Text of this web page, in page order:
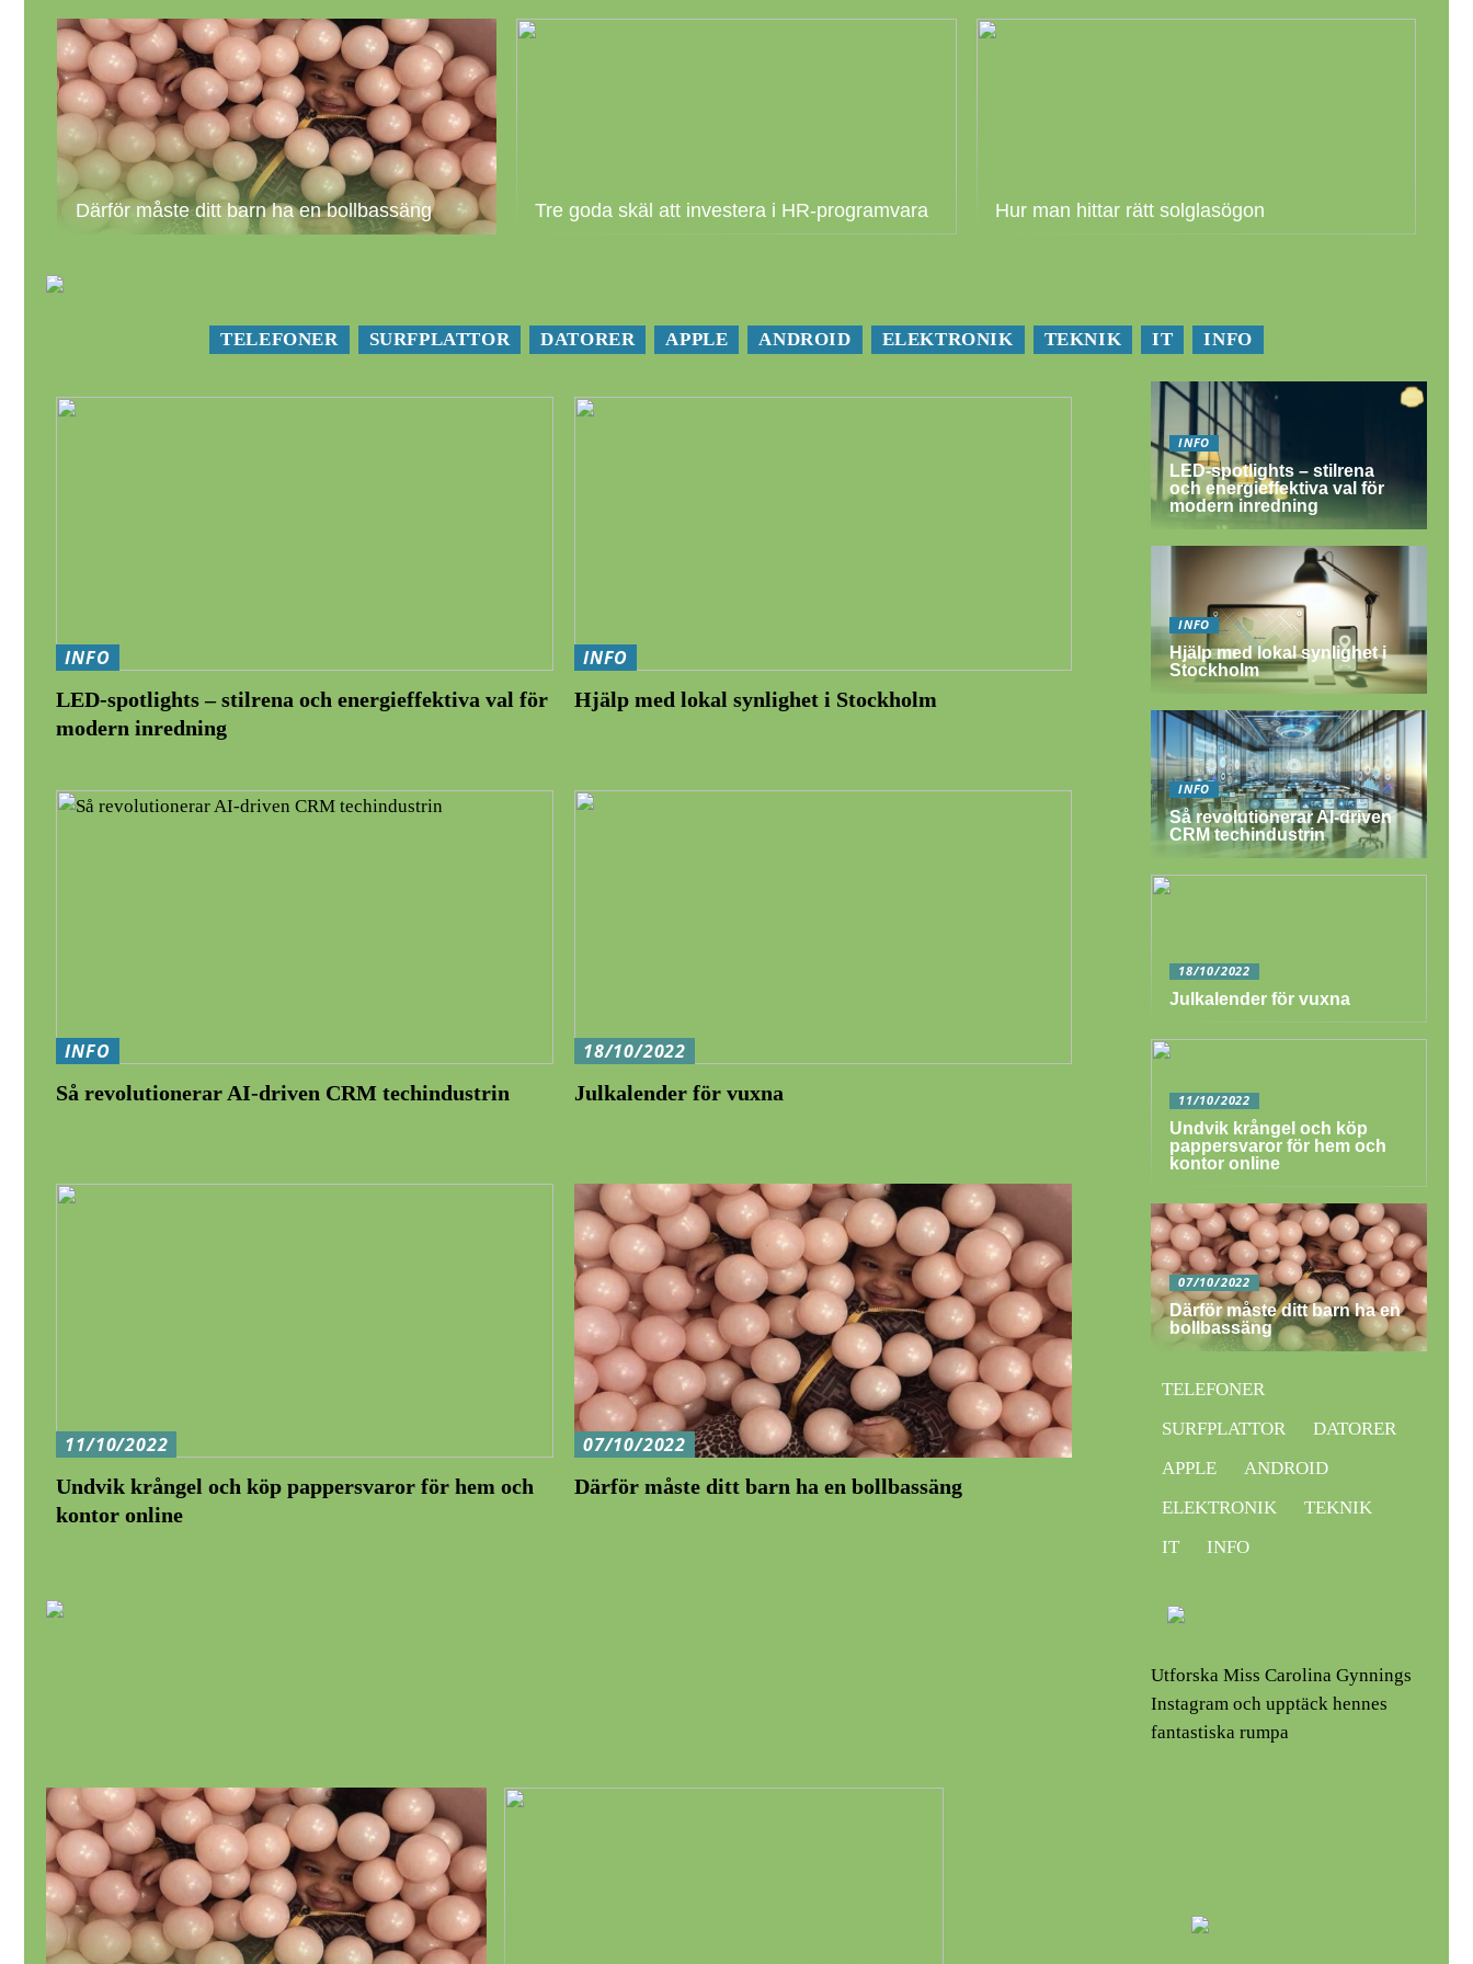
Därför måste ditt barn ha en bollbassäng Tre goda skäl att investera i HR-programvara Hur man hittar rätt solglasögon
TELEFONER SURFPLATTOR DATORER APPLE ANDROID ELEKTRONIK TEKNIK IT INFO
INFO
LED-spotlights – stilrena och energieffektiva val för
modern inredning
INFO
Hjälp med lokal synlighet i Stockholm
INFO
Så revolutionerar AI-driven CRM techindustrin
18/10/2022
Julkalender för vuxna
11/10/2022
Undvik krångel och köp pappersvaror för hem och
kontor online
07/10/2022
Därför måste ditt barn ha en bollbassäng
INFO
LED-spotlights – stilrena
och energieffektiva val för
modern inredning
INFO
Hjälp med lokal synlighet i
Stockholm
INFO
Så revolutionerar AI-driven
CRM techindustrin
18/10/2022
Julkalender för vuxna
11/10/2022
Undvik krångel och köp
pappersvaror för hem och
kontor online
07/10/2022
Därför måste ditt barn ha en
bollbassäng
TELEFONER
SURFPLATTOR
DATORER
APPLE
ANDROID
ELEKTRONIK
TEKNIK
IT
INFO
Utforska Miss Carolina Gynnings
Instagram och upptäck hennes
fantastiska rumpa